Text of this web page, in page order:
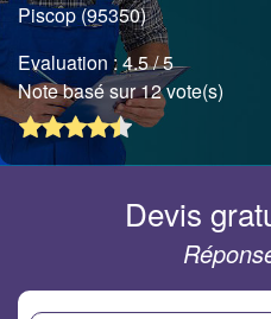
Piscop (95350)
Evaluation :4.5/ 5
Note basé sur 12 vote(s)
Devis